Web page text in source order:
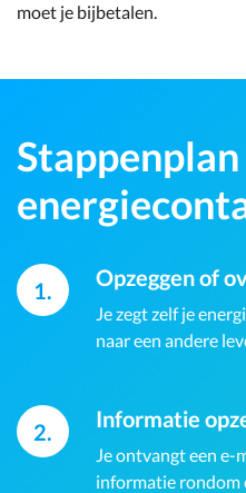
moet je bijbetalen.
1. Opzeggen of
Je zegt zelf je
naar een andere
2. Informatie
Je ontvangt een e-
informatie rondom